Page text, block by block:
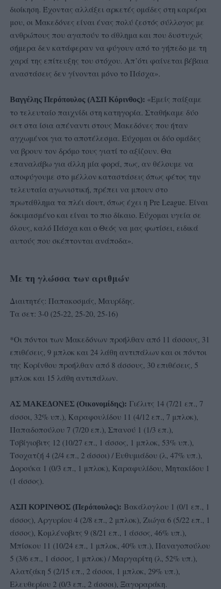
διοίκηση. Έχοντας αλλάξει αρκετές ομάδες στη καριέρα
μου, οι Μακεδόνες είναι ένας πολύ ζεστός σύλλογος με
ανθρώπους που αγαπούν το άθλημα και που δυστυχώς
σήμερα δεν κατάφεραν να φύγουν από το γήπεδο με τη
χαρά της επίτευξης του στόχου. Απ’ότι φαίνεται βέβαια
αναστάσεις δεν γίνονται μόνο το Πάσχα».
Βαγγέλης Περόπουλος (ΑΣΠ Κόρινθος): «Εμείς παίξαμε
το τελευταίο παιχνίδι στη κατηγορία. Σταθήκαμε δύο
σετ στα ίσια απέναντι στους Μακεδόνες που ήταν
αγχωμένοι για το αποτέλεσμα. Εύχομαι οι δύο ομάδες
να βρουν τον δρόμο τους γιατί το αξίζουν. Θα
επαναλάβω για άλλη μία φορά, πως, αν θέλουμε να
αποφύγουμε στο μέλλον καταστάσεις όπως φέτος την
τελευταία αγωνιστική, πρέπει να μπουν στο
πρωτάθλημα τα πλέι άουτ, όπως έχει η Pre League. Είναι
δοκιμασμένο και είναι το πιο δίκαιο. Εύχομαι υγεία σε
όλους, καλό Πάσχα και ο Θεός να μας φωτίσει, ειδικά
αυτούς που σκέπτονται ανάποδα».
Με τη γλώσσα των αριθμών
Διαιτητές: Παπακοσμάς, Μαυρίδης.
Τα σετ: 3-0 (25-22, 25-20, 25-16)
*Οι πόντοι των Μακεδόνων προήλθαν από 11 άσσους, 31
επιθέσεις, 9 μπλοκ και 24 λάθη αντιπάλων και οι πόντοι
της Κορίνθου προήλθαν από 8 άσσους, 30 επιθέσεις, 5
μπλοκ και 15 λάθη αντιπάλων.
ΑΣ ΜΑΚΕΔΟΝΕΣ (Οικονομίδης): Γιέλιτς 14 (7/21 επ., 7
άσσοι, 32% υπ.), Καραφουλίδου 11 (4/12 επ., 7 μπλοκ),
Παπαδοπούλου 7 (7/20 επ.), Σπανού 1 (1/3 επ.),
Τσβίγιοβιτς 12 (10/27 επ., 1 άσσος, 1 μπλοκ, 53% υπ.),
Τσοχατζή 4 (2/4 επ., 2 άσσοι) / Ευθυμιάδου (λ, 47% υπ.),
Δορούκα 1 (0/3 επ., 1 μπλοκ), Καραφυλίδου, Μητακίδου 1
(1 άσσος).
ΑΣΠ ΚΟΡΙΝΘΟΣ (Περόπουλος): Βακάλογλου 1 (0/1 επ., 1
άσσος), Αργυρίου 4 (2/8 επ., 2 μπλοκ), Ζιώγα 6 (5/22 επ., 1
άσσος), Κομλένοβιτς 9 (8/21 επ., 1 άσσος, 46% υπ.),
Μπίσκου 11 (10/24 επ., 1 μπλοκ, 40% υπ.), Παναγοπούλου
5 (3/6 επ., 1 άσσος, 1 μπλοκ) / Μαργαρίτη (λ, 52% υπ.),
Αλατζάκη 5 (2/15 επ., 2 άσσοι, 1 μπλοκ, 29% υπ.),
Ελευθερίου 2 (0/3 επ., 2 άσσοι), Ξαγοραράκη.